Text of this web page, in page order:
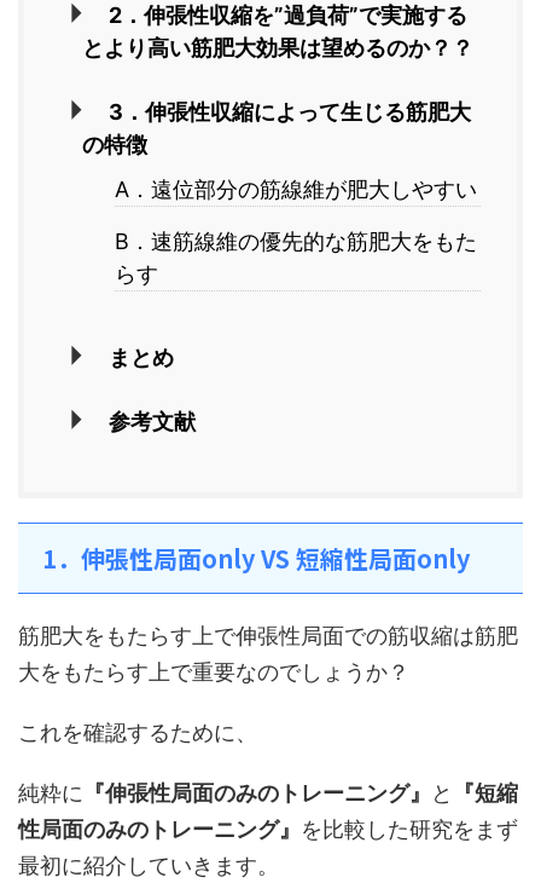
2．伸張性収縮を”過負荷”で実施する
とより高い筋肥大効果は望めるのか？？
3．伸張性収縮によって生じる筋肥大
の特徴
A．遠位部分の筋線維が肥大しやすい
B．速筋線維の優先的な筋肥大をもた
らす
まとめ
参考文献
1．伸張性局面only VS 短縮性局面only
筋肥大をもたらす上で伸張性局面での筋収縮は筋肥
大をもたらす上で重要なのでしょうか？
これを確認するために、
純粋に 『伸張性局面のみのトレーニング』 と
『短縮
性局面のみのトレーニング』 を比較した研究をまず
最初に紹介していきます。